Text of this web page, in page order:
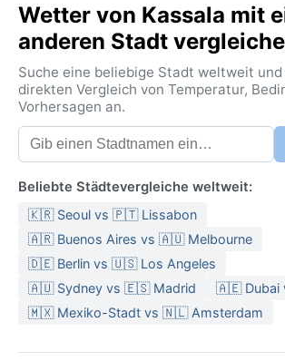
Wetter von Kassala mit
anderen Stadt
Suche eine beliebige Stadt weltweit
direkten Vergleich von Temperatur,
Vorhersagen an.
Beliebte Städtevergleiche weltweit:
🇰🇷 Seoul vs 🇵🇹 Lissabon
🇦🇷 Buenos Aires vs 🇦🇺 Melbourne
🇩🇪 Berlin vs 🇺🇸 Los Angeles
🇦🇺 Sydney vs 🇪🇸 Madrid
🇦🇪 Dubai
🇲🇽 Mexiko-Stadt vs 🇳🇱 Amsterdam